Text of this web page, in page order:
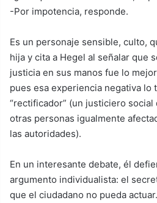
-Por impotencia, responde.
Es un personaje sensible, culto,
hija y cita a Hegel al señalar que
justicia en sus manos fue lo
pues esa experiencia negativa lo
“rectificador” (un justiciero
otras personas igualmente
las autoridades).
En un interesante debate, él
argumento individualista: el
que el ciudadano no pueda